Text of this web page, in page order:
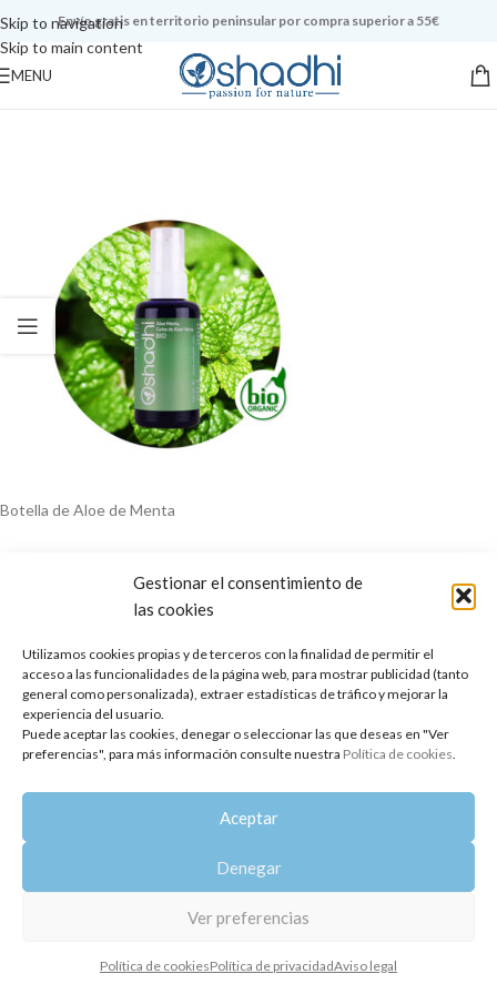
Gestionar el consentimiento de
las cookies
Utilizamos cookies propias y de terceros con la finalidad de permitir el
acceso a las funcionalidades de la página web, para mostrar publicidad (tanto
general como personalizada), extraer estadísticas de tráfico y mejorar la
experiencia del usuario.
Puede aceptar las cookies, denegar o seleccionar las que deseas en "Ver
preferencias", para más información consulte nuestra Política de cookies.
Aceptar
Denegar
Ver preferencias
Política de cookiesPolítica de privacidadAviso legal
Skip to navigation
Skip to main content
Envío gratis en territorio peninsular por compra superior a 55€
MENU
Botella de Aloe de Menta
Copyright 2014-2025
Todos los derechos reservados.